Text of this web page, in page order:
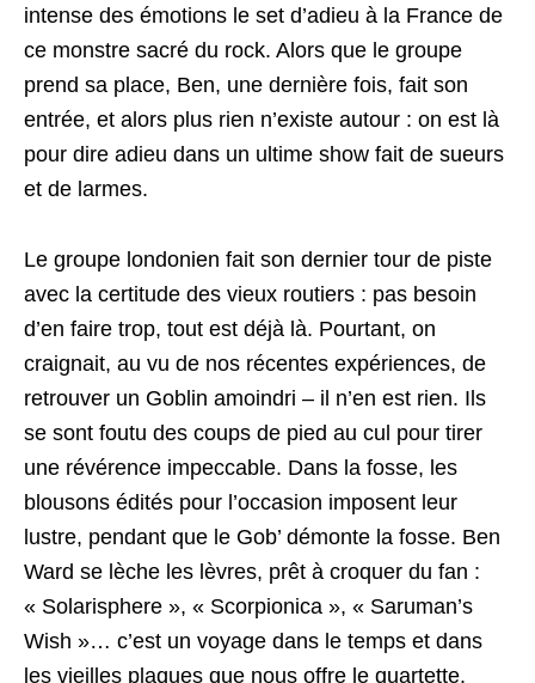
intense des émotions le set d’adieu à la France de
ce monstre sacré du rock. Alors que le groupe
prend sa place, Ben, une dernière fois, fait son
entrée, et alors plus rien n’existe autour : on est là
pour dire adieu dans un ultime show fait de sueurs
et de larmes.
Le groupe londonien fait son dernier tour de piste
avec la certitude des vieux routiers : pas besoin
d’en faire trop, tout est déjà là. Pourtant, on
craignait, au vu de nos récentes expériences, de
retrouver un Goblin amoindri – il n’en est rien. Ils
se sont foutu des coups de pied au cul pour tirer
une révérence impeccable. Dans la fosse, les
blousons édités pour l’occasion imposent leur
lustre, pendant que le Gob’ démonte la fosse. Ben
Ward se lèche les lèvres, prêt à croquer du fan :
« Solarisphere », « Scorpionica », « Saruman’s
Wish »… c’est un voyage dans le temps et dans
les vieilles plaques que nous offre le quartette.